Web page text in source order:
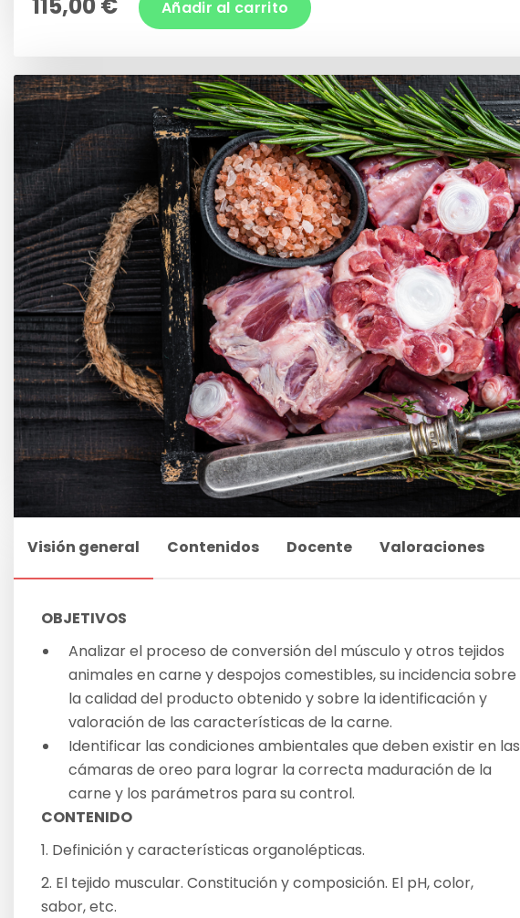
Añadir al carrito
Visión general Contenidos Docente Valoraciones
OBJETIVOS
Analizar el proceso de conversión del músculo y otros tejidos
animales en carne y despojos comestibles, su incidencia sobre
la calidad del producto obtenido y sobre la identificación y
valoración de las características de la carne.
Identificar las condiciones ambientales que deben existir en las
cámaras de oreo para lograr la correcta maduración de la
carne y los parámetros para su control.
CONTENIDO
1. Definición y características organolépticas.
2. El tejido muscular. Constitución y composición. El pH, color,
sabor, etc.